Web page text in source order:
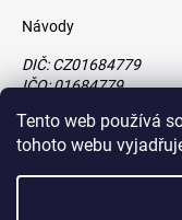
Tento web používá
tohoto webu
Návody
DIČ: CZ01684779
IČO: 01684779